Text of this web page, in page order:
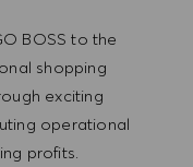
BOSS to the
shopping
exciting
operational
profits.